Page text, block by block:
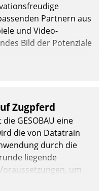
Partnern aus
und Video-
Bild der Potenziale
Zugpferd
GESOBAU eine
die von Datatrain
durch die
liegende
um
und weitere